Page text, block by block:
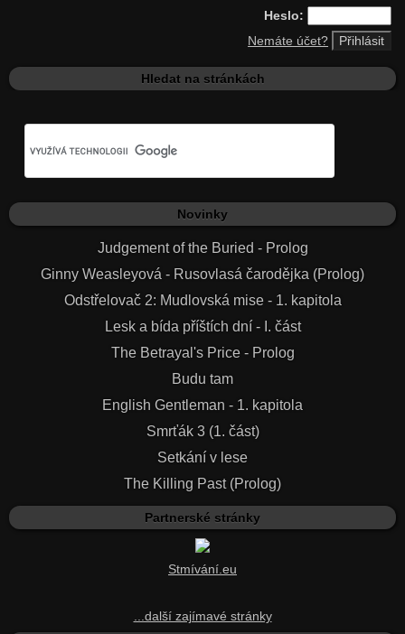
Heslo:
Nemáte účet?
Hledat na stránkách
Novinky
Judgement of the Buried - Prolog
Ginny Weasleyová - Rusovlasá čarodějka (Prolog)
Odstřelovač 2: Mudlovská mise - 1. kapitola
Lesk a bída příštích dní - I. část
The Betrayal's Price - Prolog
Budu tam
English Gentleman - 1. kapitola
Smrťák 3 (1. část)
Setkání v lese
The Killing Past (Prolog)
Partnerské stránky
Stmívání.eu
...další zajímavé stránky